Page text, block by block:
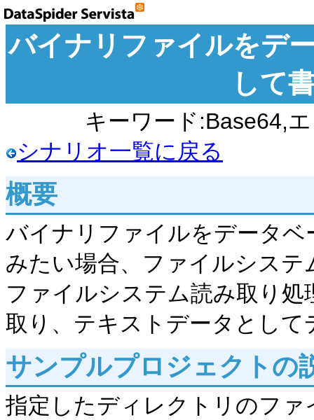
バイナリファイルをデ
して
キーワード:Base64,
シナリオ一覧に戻る
概要
バイナリファイルをデータ
みたい場合、ファイルシス
ファイルシステム読み取り
取り、テキストデータとし
サンプルプロジェクトの
指定したディレクトリのフ